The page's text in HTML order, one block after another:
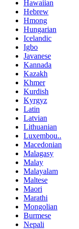
Hawaiian
Hebrew
Hmong
Hungarian
Icelandic
Igbo
Javanese
Kannada
Kazakh
Khmer
Kurdish
Kyrgyz
Latin
Latvian
Lithuanian
Luxembou..
Macedonian
Malagasy
Malay
Malayalam
Maltese
Maori
Marathi
Mongolian
Burmese
Nepali